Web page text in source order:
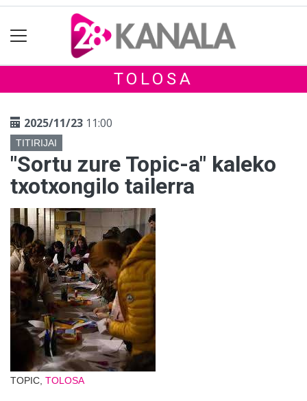
TOLOSA
2025/11/23 11:00
TITIRIJAI
"Sortu zure Topic-a" kaleko
txotxongilo tailerra
TOPIC, TOLOSA